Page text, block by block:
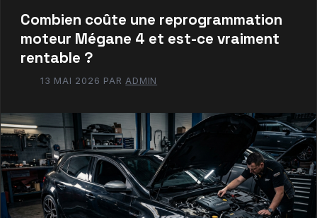
Combien coûte une reprogrammation
moteur Mégane 4 et est-ce vraiment
rentable ?
13 MAI 2026 PAR ADMIN